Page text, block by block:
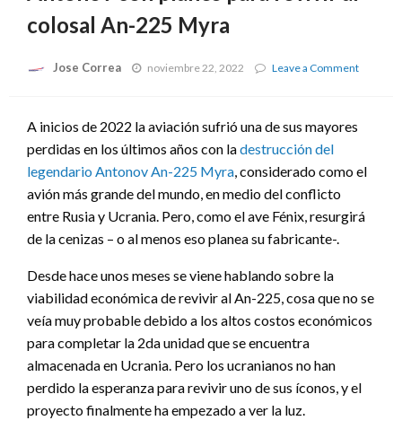
colosal An-225 Myra
Jose Correa noviembre 22, 2022 Leave a Commenton
al
colosal
225
A inicios de 2022 la aviación sufrió una de sus mayores
perdidas en los últimos años con ladestrucción del
legendario Antonov An-225 Myra, considerado como el
avión más grande del mundo, en medio del conflicto
entre Rusia y Ucrania. Pero, como el ave Fénix, resurgirá
de la cenizas – o al menos eso planea su fabricante-.
Desde hace unos meses se viene hablando sobre la
viabilidad económica de revivir al An-225, cosa que no se
veía muy probable debido a los altos costos económicos
para completar la 2da unidad que se encuentra
almacenada en Ucrania. Pero los ucranianos no han
perdido la esperanza para revivir uno de sus íconos, y el
proyecto finalmente ha empezado a ver la luz.